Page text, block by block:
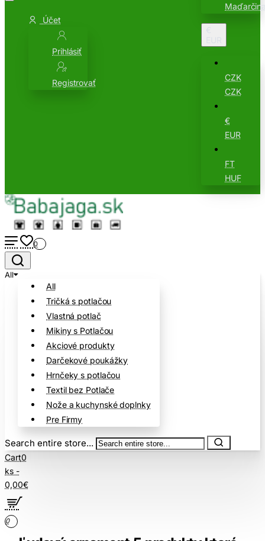
Účet
Prihlásiť
Registrovať
CZK
CZK
€
EUR
FT
HUF
0
All
All
Tričká s potlačou
Vlastná potlač
Mikiny s Potlačou
Akciové produkty
Darčekové poukážky
Hrnčeky s potlačou
Textil bez Potlače
Nože a kuchynské doplnky
Pre Firmy
Search entire store...
Cart0
ks -
0,00€
0